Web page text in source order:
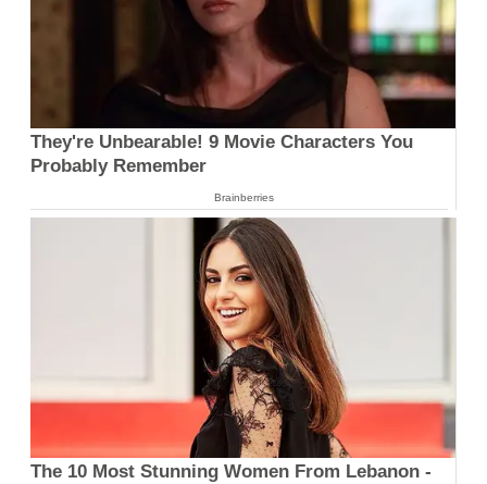
They're Unbearable! 9 Movie Characters You
Probably Remember
Brainberries
The 10 Most Stunning Women From Lebanon -